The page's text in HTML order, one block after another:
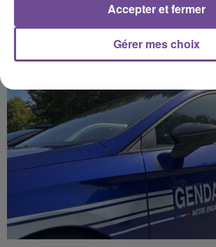
PRÈS DE CHEZ VOUS
Gérer mes choix
Accepter et fermer